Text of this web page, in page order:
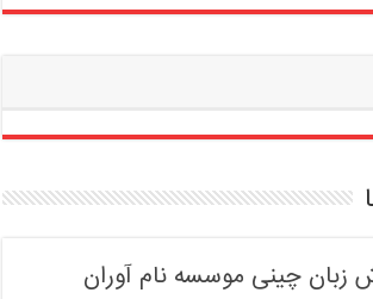
زبان چینی موسسه نام آوران